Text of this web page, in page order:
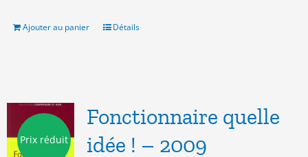
5.00€.3.00€.
Ajouter au panier Détails
Prix réduit
Fonctionnaire quelle
idée ! – 2009